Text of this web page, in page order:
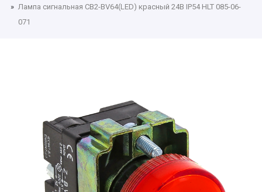
Лампа сигнальная CB2-BV64(LED) красный 24В IP54 HLT 085-06-
071